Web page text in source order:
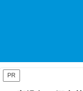
PR